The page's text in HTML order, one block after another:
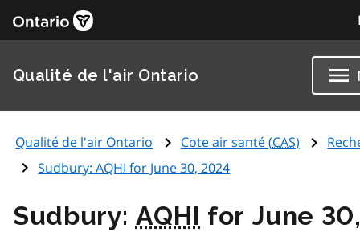
Qualité de l'air Ontario
Qualité de l'air Ontario Cote air santé (CAS)
Sudbury:AQHI for June 30, 2024
Sudbury: AQHI for June